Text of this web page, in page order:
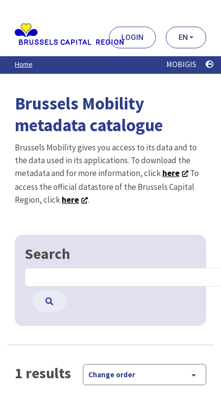
contenu
principal
LOGIN EN
Home MOBIGIS
Brussels Mobility
metadata catalogue
Brussels Mobility gives you access to its data and to
the data used in its applications. To download the
metadata and for more information, clickhere
To
access the official datastore of the Brussels Capital
Region, clickhere .
Search
1 results Change order